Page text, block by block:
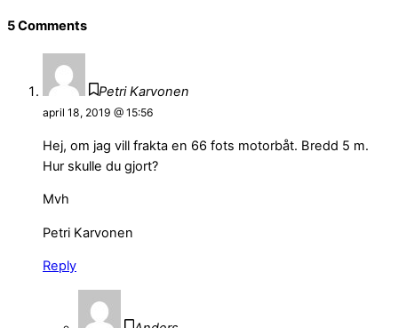
5 Comments
Petri Karvonen
april 18, 2019 @ 15:56
Hej, om jag vill frakta en 66 fots motorbåt. Bredd 5 m.
Hur skulle du gjort?
Mvh
Petri Karvonen
Reply